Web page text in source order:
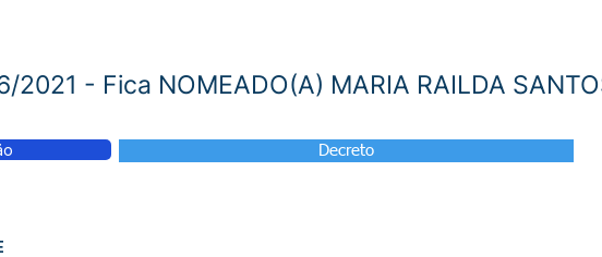
2021 - Fica NOMEADO(A) MARIA RAILDA
Decreto